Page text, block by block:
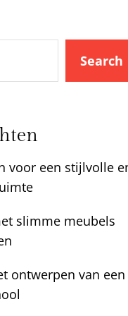
Search
voor een stijlvolle
slimme meubels
ontwerpen van een